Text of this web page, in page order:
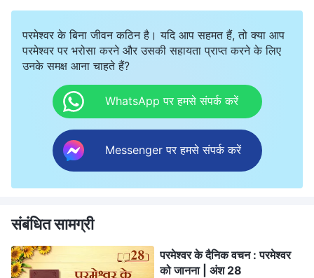
परमेश्वर के बिना जीवन कठिन है। यदि आप सहमत हैं, तो क्या आप
परमेश्वर पर भरोसा करने और उसकी सहायता प्राप्त करने के लिए
उनके समक्ष आना चाहते हैं?
WhatsApp पर हमसे संपर्क करें
Messenger पर हमसे संपर्क करें
संबंधित सामग्री
परमेश्वर के दैनिक वचन : परमेश्वर
को जानना | अंश 28